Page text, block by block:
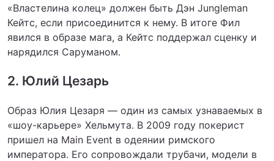
«Властелина колец» должен быть Дэн Jungleman
Кейтс, если присоединится к нему. В итоге Фил
явился в образе мага, а Кейтс поддержал сценку и
нарядился Саруманом.
2. Юлий Цезарь
Образ Юлия Цезаря — один из самых узнаваемых в
«шоу-карьере» Хельмута. В 2009 году покерист
пришел на Main Event в одеянии римского
императора. Его сопровождали трубачи, модели в